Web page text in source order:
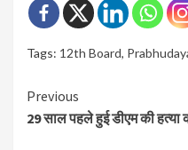
Tags: 12th Board,
Continue
Reading
Previous
29 साल पहले हुई डीएम की हत्या